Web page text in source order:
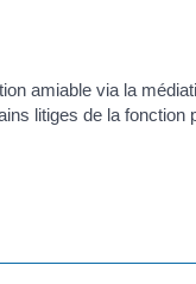
amiable via la
litiges de la fonction